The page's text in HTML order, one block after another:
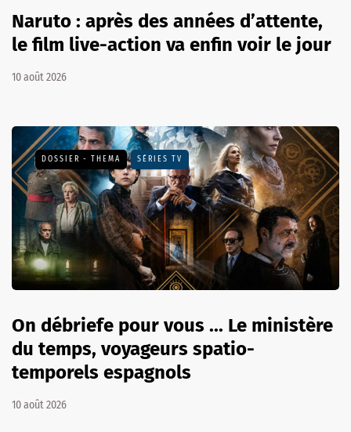
Naruto : après des années d’attente,
le film live-action va enfin voir le jour
10 août 2026
DOSSIER - THEMA SÉRIES TV
On débriefe pour vous ... Le ministère
du temps, voyageurs spatio-
temporels espagnols
10 août 2026